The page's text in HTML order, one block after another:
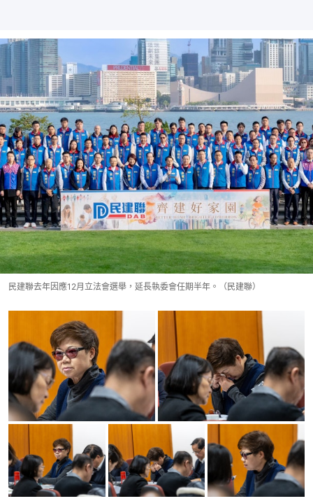
民建聯去年因應12月立法會選舉，延長執委會任期半年。（民建聯）